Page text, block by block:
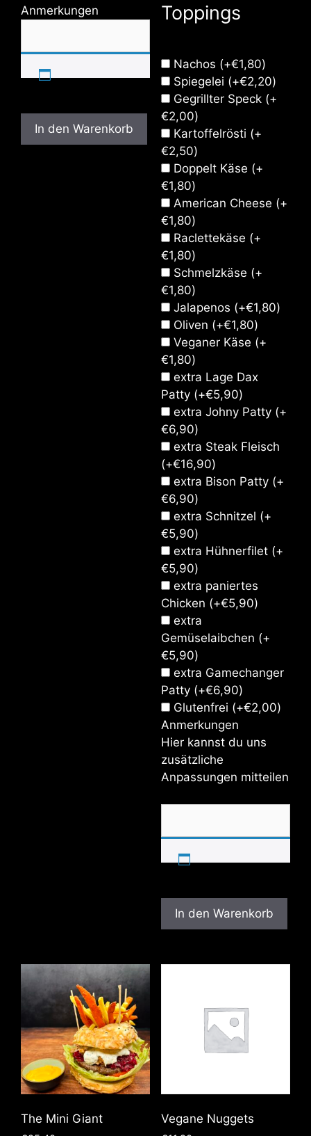
Anmerkungen
In den Warenkorb
Toppings
Nachos (+€1,80)
Spiegelei (+€2,20)
Gegrillter Speck (+
€2,00)
Kartoffelrösti (+
€2,50)
Doppelt Käse (+
€1,80)
American Cheese (+
€1,80)
Raclettekäse (+
€1,80)
Schmelzkäse (+
€1,80)
Jalapenos (+€1,80)
Oliven (+€1,80)
Veganer Käse (+
€1,80)
extra Lage Dax
Patty (+€5,90)
extra Johny Patty (+
€6,90)
extra Steak Fleisch
(+€16,90)
extra Bison Patty (+
€6,90)
extra Schnitzel (+
€5,90)
extra Hühnerfilet (+
€5,90)
extra paniertes
Chicken (+€5,90)
extra
Gemüselaibchen (+
€5,90)
extra Gamechanger
Patty (+€6,90)
Glutenfrei (+€2,00)
Anmerkungen
Hier kannst du uns
zusätzliche
Anpassungen mitteilen
In den Warenkorb
The Mini Giant Vegane Nuggets